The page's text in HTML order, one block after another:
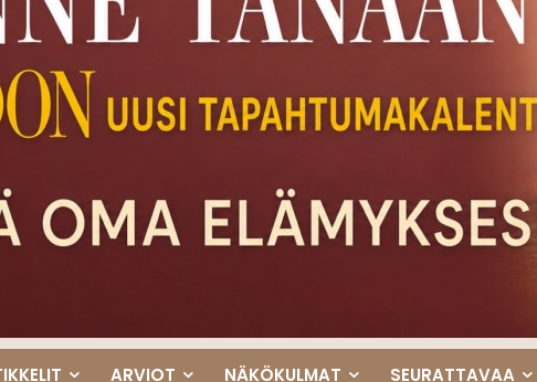
ARVIOT NÄKÖKULMAT SEURATTAVAA